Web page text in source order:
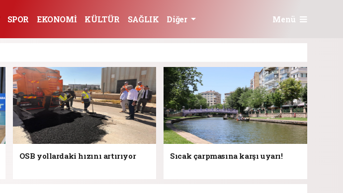
SPOR EKONOMİ KÜLTÜR SAĞLIK Diğer Menü
OSB yollardaki hızını artırıyor Sıcak çarpmasına karşı uyarı!